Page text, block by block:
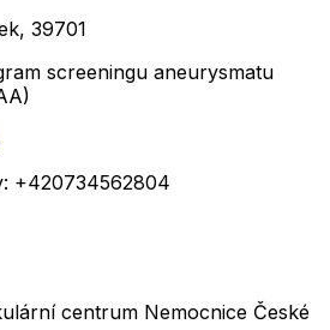
39701
screeningu aneurysmatu
+420734562804
centrum Nemocnice České